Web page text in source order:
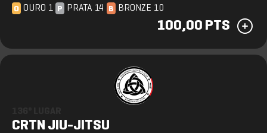
O OURO 1 P PRATA 14 B BRONZE 10
100,00 PTS
CRTN JIU-JITSU